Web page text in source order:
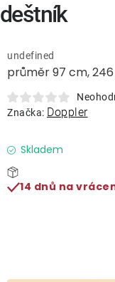
Lavice a
Lehátka
Doplňky
Deštníky
Gastro
průměr 97 cm,
undefined
Značka: Doppler
Skladem
14 dnů na
deštník